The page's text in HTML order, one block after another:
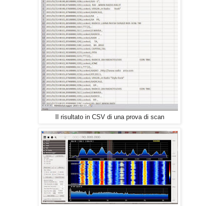
Il risultato in CSV di una prova di scan